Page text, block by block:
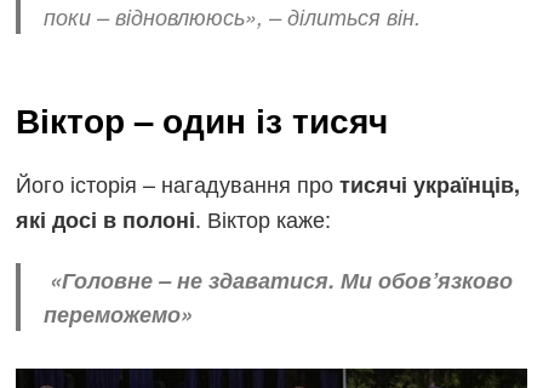
поки – відновлююсь», – ділиться він.
Віктор – один із тисяч
Його історія – нагадування протисячі українців,
які досі в полоні. Віктор каже:
«Головне – не здаватися. Ми обов’язково
переможемо»